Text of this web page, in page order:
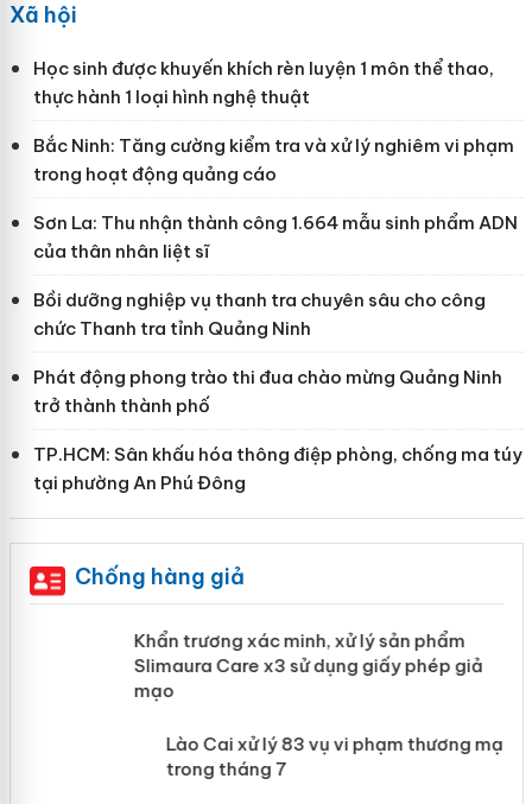
Xã hội
Học sinh được khuyến khích rèn luyện 1 môn thể thao,
thực hành 1 loại hình nghệ thuật
Bắc Ninh: Tăng cường kiểm tra và xử lý nghiêm vi phạm
trong hoạt động quảng cáo
Sơn La: Thu nhận thành công 1.664 mẫu sinh phẩm ADN
của thân nhân liệt sĩ
Bồi dưỡng nghiệp vụ thanh tra chuyên sâu cho công
chức Thanh tra tỉnh Quảng Ninh
Phát động phong trào thi đua chào mừng Quảng Ninh
trở thành thành phố
TP.HCM: Sân khấu hóa thông điệp phòng, chống ma túy
tại phường An Phú Đông
Chống hàng giả
Khẩn trương xác minh, xử lý sản phẩm
Slimaura Care x3 sử dụng giấy phép
giả mạo